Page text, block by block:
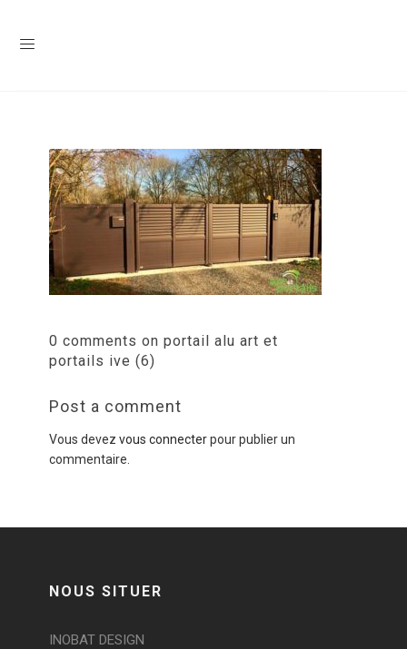
0 comments on portail alu art et
portails ive (6)
Post a comment
Vous devez vous connecterpour publier un
commentaire.
NOUS SITUER
INOBAT DESIGN